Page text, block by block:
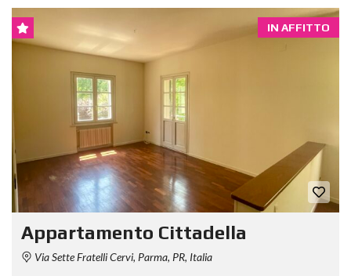
IN AFFITTO
Appartamento Cittadella
Via Sette Fratelli Cervi, Parma, PR, Italia